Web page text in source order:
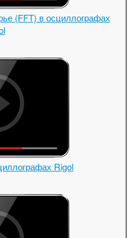
(FFT) в осциллографах
Rigol